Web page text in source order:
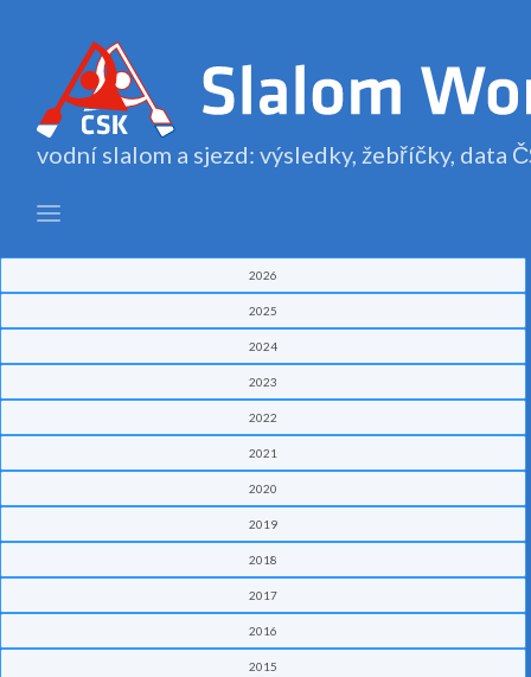
vodní slalom a sjezd: výsledky, žebříčky, data
2026
2025
2024
2023
2022
2021
2020
2019
2018
2017
2016
2015